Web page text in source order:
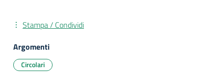
Stampa / Condividi
Argomenti
Circolari